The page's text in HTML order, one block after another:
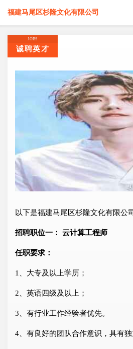
福建马尾区杉隆文化有限公司
JOBS
诚聘英才
以下是福建马尾区杉隆文化有限公
招聘职位一： 云计算工程师
任职要求：
1、大专及以上学历；
2、英语四级及以上；
3、有行业工作经验者优先。
4、有良好的团队合作意识，具有独